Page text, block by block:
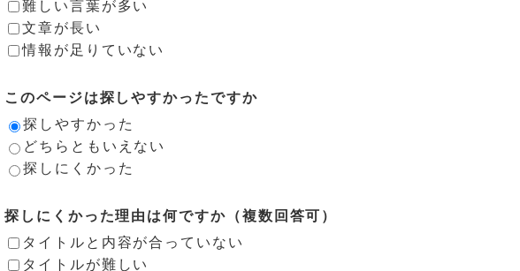
難しい言葉が多い
文章が長い
情報が足りていない
このページは探しやすかったですか
探しやすかった
どちらともいえない
探しにくかった
探しにくかった理由は何ですか（複数回答可）
タイトルと内容が合っていない
タイトルが難しい